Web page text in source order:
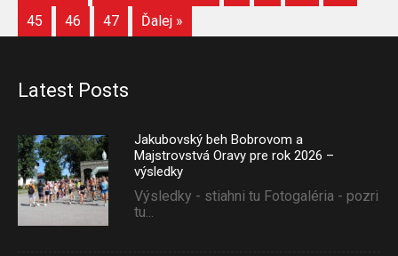
45
46 47 Ďalej »
Latest Posts
Jakubovský beh Bobrovom a
Majstrovstvá Oravy pre rok 2026 –
výsledky
Výsledky - stiahni tu Fotogaléria - pozri
tu...